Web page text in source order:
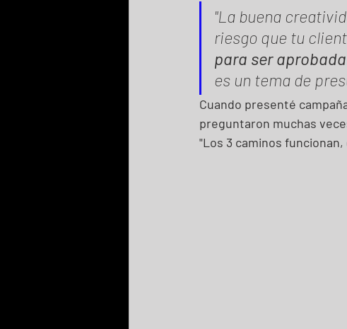
"La buena
riesgo que tu
para ser aprobada
es un tema de
Cuando presenté
preguntaron muchas
"Los 3 caminos